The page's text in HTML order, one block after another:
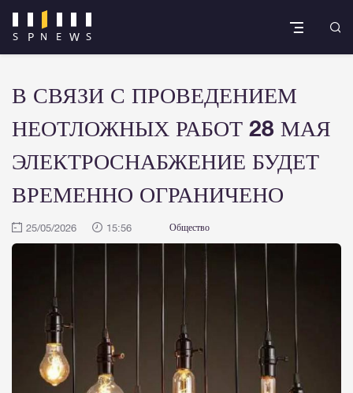
В СВЯЗИ С ПРОВЕДЕНИЕМ
НЕОТЛОЖНЫХ РАБОТ 28 МАЯ
ЭЛЕКТРОСНАБЖЕНИЕ БУДЕТ
ВРЕМЕННО ОГРАНИЧЕНО
25/05/2026 15:56 Общество